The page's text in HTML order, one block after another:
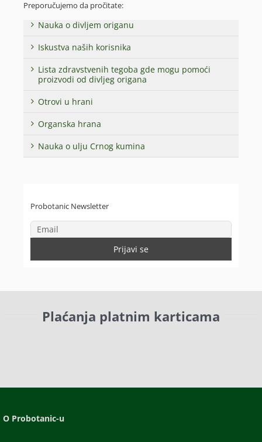
Preporučujemo da pročitate:
Nauka o divljem origanu
Iskustva naših korisnika
Lista zdravstvenih tegoba gde mogu pomoći
proizvodi od divljeg origana
Otrovi u hrani
Organska hrana
Nauka o ulju Crnog kumina
Probotanic Newsletter
Plaćanja platnim karticama
O Probotanic-u